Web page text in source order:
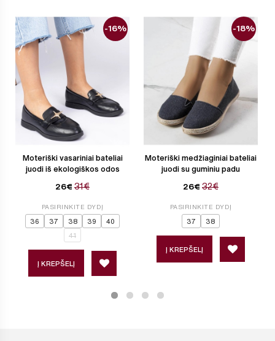
Moteriški vasariniai bateliai
juodi iš ekologiškos odos
26€ 31€
-16%
PASIRINKITE DYDĮ
36 37 38 39 40
41
Į KREPŠELĮ
Moteriški medžiaginiai bateliai
juodi su guminiu padu
26€ 32€
-18%
PASIRINKITE DYDĮ
37 38
Į KREPŠELĮ